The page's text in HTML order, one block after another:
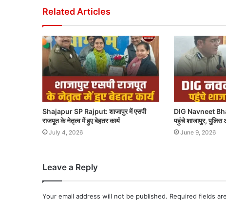
Related Articles
Shajapur SP Rajput: शाजापुर में एसपी
राजपूत के नेतृत्व में हुए बेहतर कार्य
July 4, 2026
DIG Navneet
पहुंचे शाजापुर, पुलिस
June 9, 2026
Leave a Reply
Your email address will not be published. Required fields